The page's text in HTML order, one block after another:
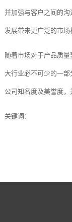
并加强与客户之间的
发展带来更广泛的市场
随着市场对于产品质
大行业必不可少的一
公司知名度及美誉度，
关键词：